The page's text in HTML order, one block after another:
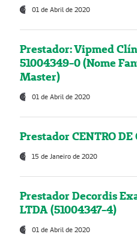
01 de Abril de 2020
Prestador: Vipmed
51004349-0 (Nome
Master)
01 de Abril de 2020
Prestador CENTRO DE
15 de Janeiro de 2020
Prestador Decordis
LTDA (51004347-4)
01 de Abril de 2020